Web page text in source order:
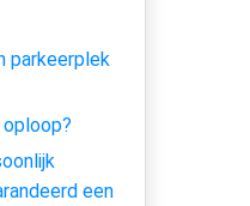
parkeerplek
een